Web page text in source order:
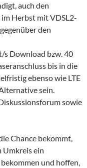
auch den
Herbst mit VDSL2-
den
Download bzw. 40
bis in die
ebenso wie LTE
sein.
sowie
Chance bekommt,
Umkreis ein
und hoffen,